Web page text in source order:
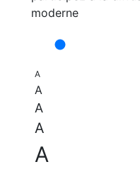
A
A
A
A
A